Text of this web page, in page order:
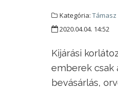
Kategória: Támasz
2020.04.04. 14:52
Kijárási
emberek csak
bevásárlás,